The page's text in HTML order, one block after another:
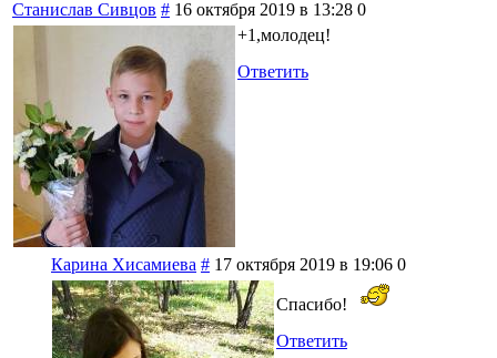
Станислав Сивцов # 16 октября 2019 в 13:28 0
+1,молодец!
Ответить
Карина Хисамиева # 17 октября 2019 в 19:06 0
Спасибо!
Ответить